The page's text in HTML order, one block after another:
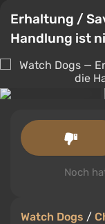
Erhaltung /
Handlung ist
Watch Dogs /
Noch